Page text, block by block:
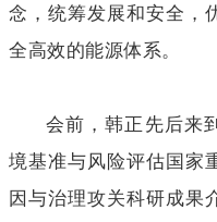
念，统筹发展和安全，
全高效的能源体系。
会前，韩正先后来
境基准与风险评估国家
因与治理攻关科研成果